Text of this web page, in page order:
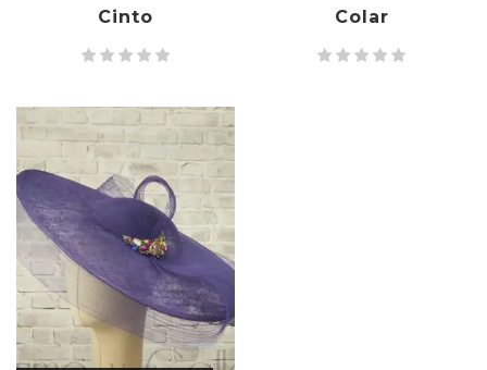
Cinto Colar